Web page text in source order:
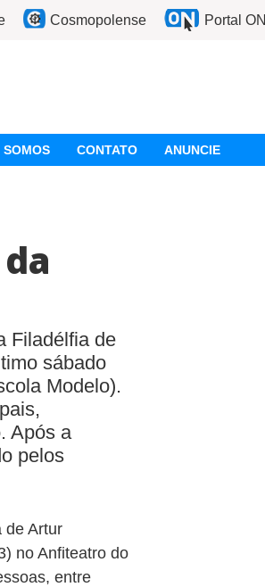
Cosmopolense Portal ON
SOMOS CONTATO ANUNCIE
Filadélfia de
sábado
Modelo).
Após a
pelos
de Artur
no Anfiteatro do
entre